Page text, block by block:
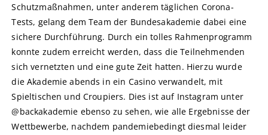
Schutzmaßnahmen, unter anderem täglichen Corona-
Tests, gelang dem Team der Bundesakademie dabei eine
sichere Durchführung. Durch ein tolles Rahmenprogramm
konnte zudem erreicht werden, dass die Teilnehmenden
sich vernetzten und eine gute Zeit hatten. Hierzu wurde
die Akademie abends in ein Casino verwandelt, mit
Spieltischen und Croupiers. Dies ist auf Instagram unter
@backakademie ebenso zu sehen, wie alle Ergebnisse der
Wettbewerbe, nachdem pandemiebedingt diesmal leider